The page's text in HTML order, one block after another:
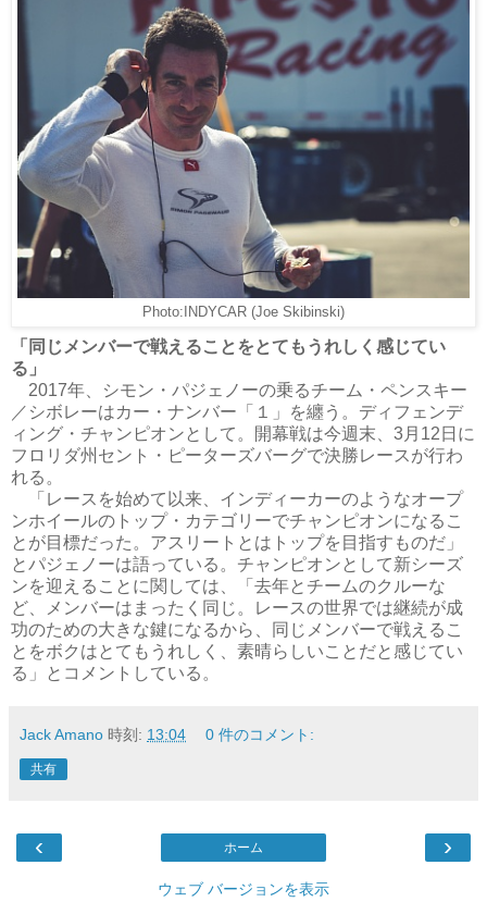
Photo:INDYCAR (Joe Skibinski)
「同じメンバーで戦えることをとてもうれしく感じてい
る」
2017年、シモン・パジェノーの乗るチーム・ペンスキー
／シボレーはカー・ナンバー「１」を纏う。ディフェンデ
ィング・チャンピオンとして。開幕戦は今週末、3月12日に
フロリダ州セント・ピーターズバーグで決勝レースが行わ
れる。
「レースを始めて以来、インディーカーのようなオープ
ンホイールのトップ・カテゴリーでチャンピオンになるこ
とが目標だった。アスリートとはトップを目指すものだ」
とパジェノーは語っている。チャンピオンとして新シーズ
ンを迎えることに関しては、「去年とチームのクルーな
ど、メンバーはまったく同じ。レースの世界では継続が成
功のための大きな鍵になるから、同じメンバーで戦えるこ
とをボクはとてもうれしく、素晴らしいことだと感じてい
る」とコメントしている。
Jack Amano 時刻: 13:04 0 件のコメント:
共有
‹ ›
ホーム
ウェブ バージョンを表示